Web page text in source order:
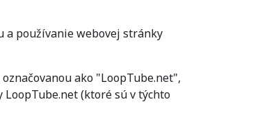
a používanie webovej stránky
ako "LoopTube.net",
(ktoré sú v týchto